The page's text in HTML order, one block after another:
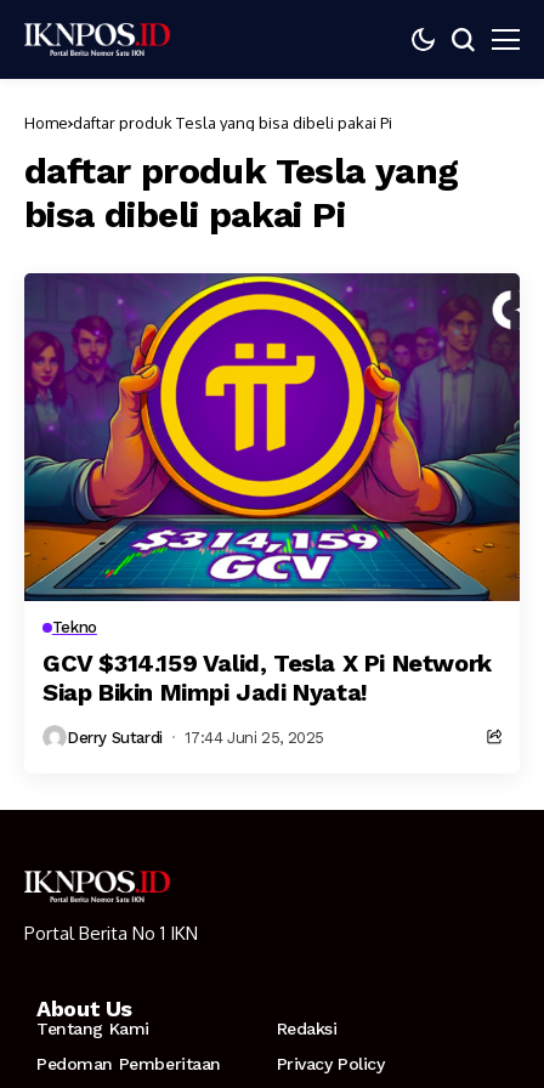
Home daftar produk Tesla yang bisa dibeli pakai Pi
daftar produk Tesla yang
bisa dibeli pakai Pi
Tekno
GCV $314.159 Valid, Tesla X Pi Network
Siap Bikin Mimpi Jadi Nyata!
Derry Sutardi 17:44 Juni 25, 2025
Portal Berita No 1 IKN
About Us
Tentang Kami
Redaksi
Pedoman Pemberitaan
Privacy Policy